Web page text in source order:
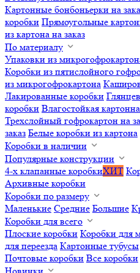
Картонные бонбоньерки на
коробки Прямоугольные
из картона на заказ
По материалу
Упаковки из
Коробки из пятислойного
из микрогофрокартона
Лакированные коробки
коробки Влагостойкая
Трехслойный гофрокартон на
заказ Белые коробки из картона
Коробки в наличии
Популярные конструкции
4-х клапанные коробкиХИТ
Архивные коробки
Коробки по размеру
Маленькие Средние Большие
Коробки для всего
Плоские коробки Коробки для
для переезда Картонные тубусы
Почтовые коробки Все коробки